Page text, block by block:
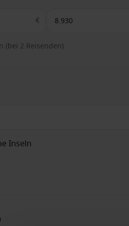
€
(bei 2 Reisenden)
Inseln